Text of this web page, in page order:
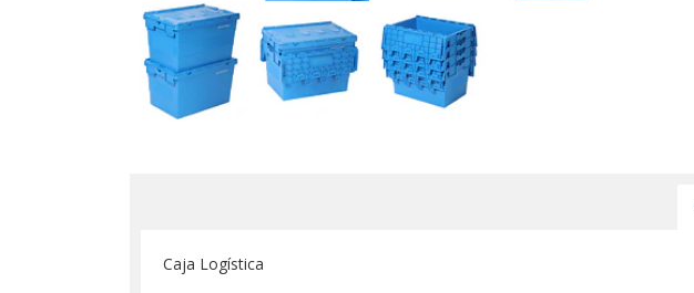
Caja Logística